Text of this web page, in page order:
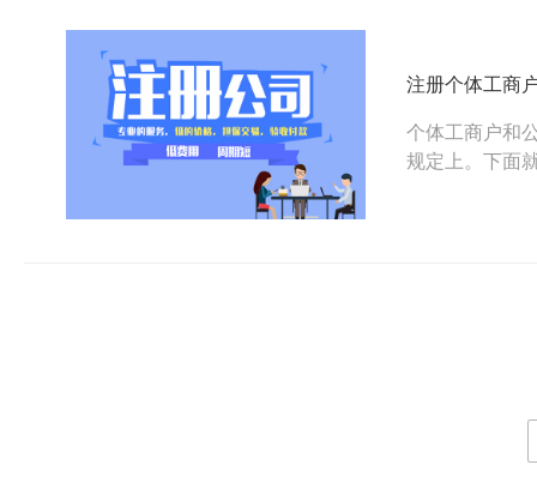
注册个体工商
个体工商户和
规定上。下面